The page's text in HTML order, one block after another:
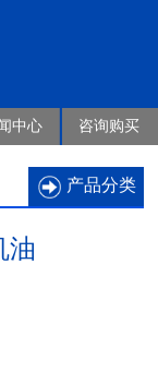
中心 咨询购买
产品分类
油